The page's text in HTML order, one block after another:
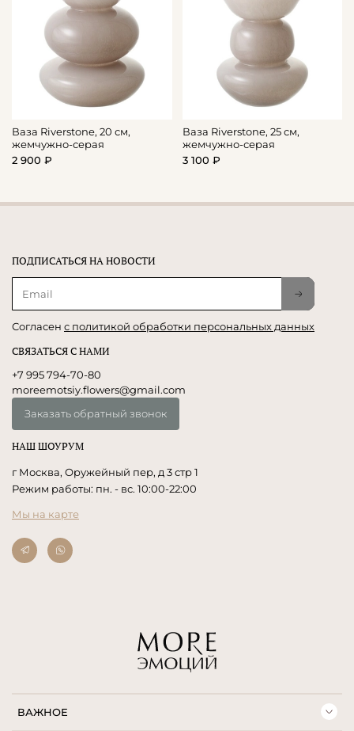
Ваза Riverstone, 20 см,
жемчужно-серая
2 900 ₽
Ваза Riverstone, 25 см,
жемчужно-серая
3 100 ₽
ПОДПИСАТЬСЯ НА НОВОСТИ
Согласен с политикой обработки персональных данных
СВЯЗАТЬСЯ С НАМИ
+7 995 794-70-80
moreemotsiy.flowers@gmail.com
Заказать обратный звонок
НАШ ШОУРУМ
г Москва, Оружейный пер, д 3 стр 1
Режим работы: пн. - вс. 10:00-22:00
Мы на карте
ВАЖНОЕ